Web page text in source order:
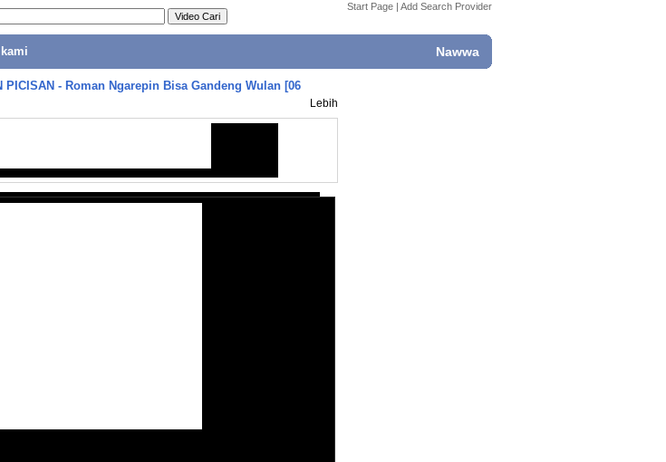
Start Page | Add Search Provider
Nawwa
PICISAN - Roman Ngarepin Bisa Gandeng Wulan [06
Lebih